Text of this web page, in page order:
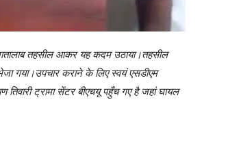
तहसील आकर यह कदम उठाया।तहसील
गया।उपचार कराने के लिए स्वयं एसडीएम
तिवारी ट्रामा सेंटर बीएचयू पहुँच गए है जहां घायल